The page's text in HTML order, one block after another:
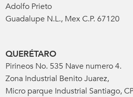
Adolfo Prieto
Guadalupe N.L., Mex C.P. 67120
QUERÉTARO
Pirineos No. 535 Nave numero 4.
Zona Industrial Benito Juarez,
Micro parque Industrial Santiago,